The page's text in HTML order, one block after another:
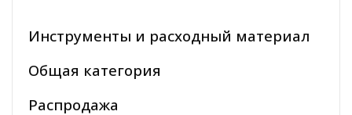
Инструменты и расходный материал
Общая категория
Распродажа